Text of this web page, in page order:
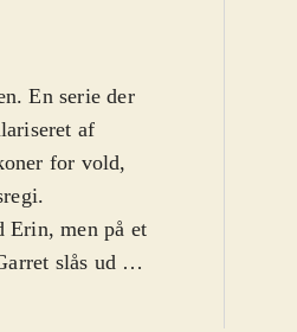
En serie der
af
for vold,
.
Erin, men på et
slås ud af